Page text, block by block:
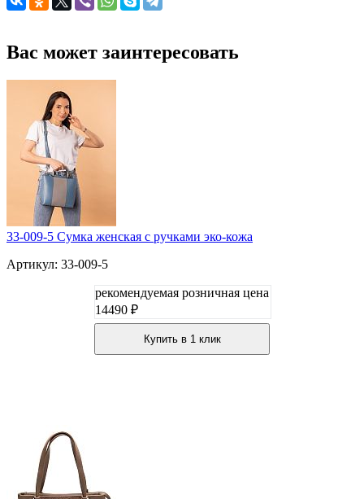
Вас может заинтересовать
33-009-5 Сумка женская с ручками эко-кожа
Артикул: 33-009-5
рекомендуемая розничная цена
14490 ₽
Купить в 1 клик